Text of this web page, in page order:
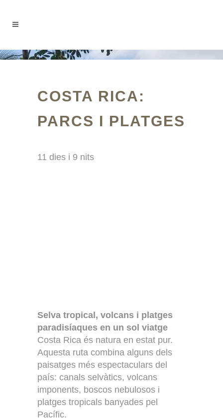
COSTA RICA:
PARCS I PLATGES
11 dies i 9 nits
Selva tropical, volcans i platges
paradisíaques en un sol viatge
Costa Rica és natura en estat pur.
Aquesta ruta combina alguns dels
paisatges més espectaculars del
país: canals selvàtics, volcans
imponents, boscos nebulosos i
platges tropicals banyades pel
Pacífic.